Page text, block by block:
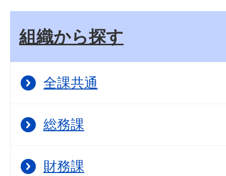
組織から探す
全課共通
総務課
財務課